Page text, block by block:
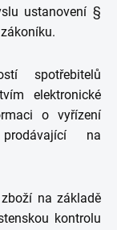
ustanovení §
spotřebitelů
elektronické
o vyřízení
na
na základě
kontrolu